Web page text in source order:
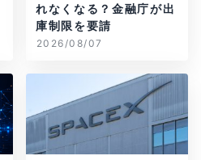
れなくなる？金融庁が出
庫制限を要請
2026/08/07